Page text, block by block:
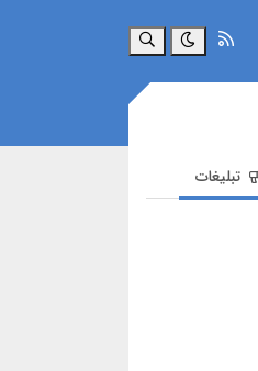
جستجو
تبلیغات